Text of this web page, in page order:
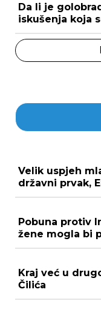
Da li je
iskušenja koja
Velik uspjeh
državni prvak,
Pobuna protiv
žene mogla bi
Kraj već u
Čilića